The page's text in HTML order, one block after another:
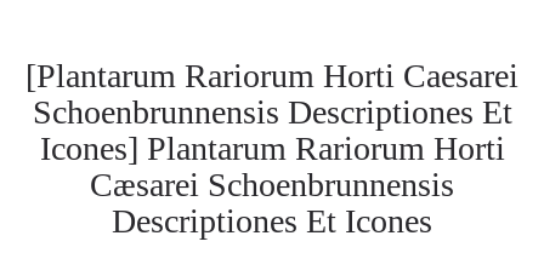
[Plantarum Rariorum Horti Caesarei
Schoenbrunnensis Descriptiones Et
Icones] Plantarum Rariorum Horti
Cæsarei Schoenbrunnensis
Descriptiones Et Icones